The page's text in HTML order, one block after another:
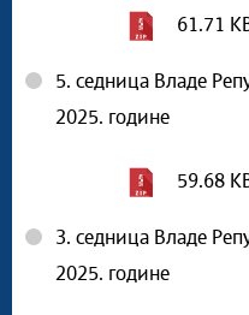
61.71
5. седница Владе
2025. године
59.68
3. седница Владе
2025. године